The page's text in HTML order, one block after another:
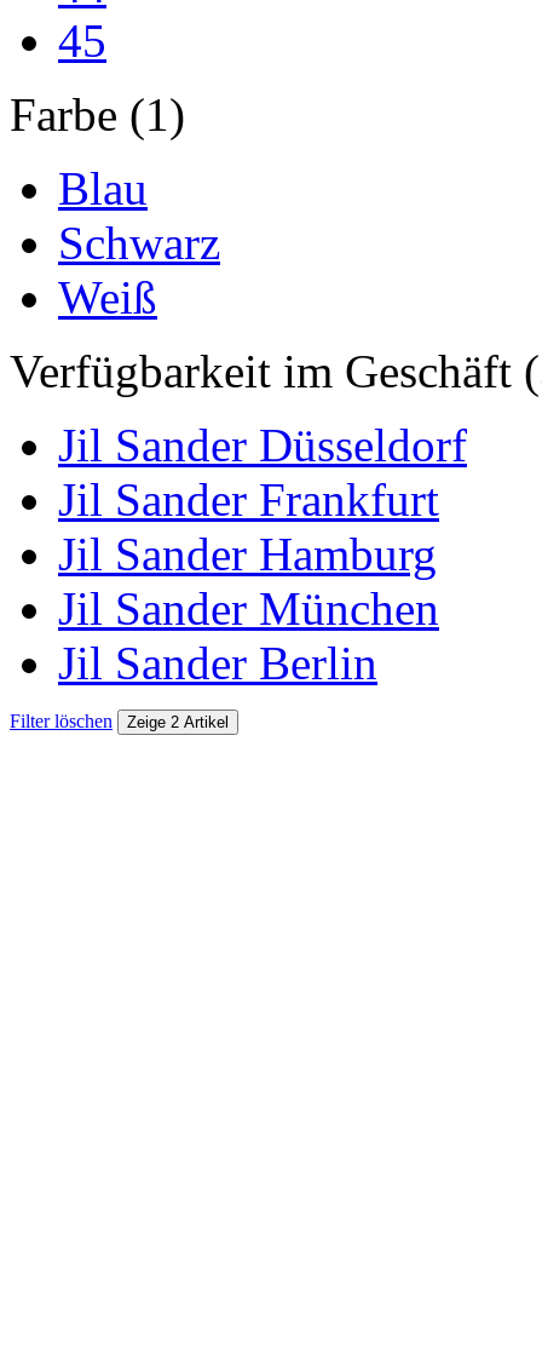
45
Farbe (1)
Blau
Schwarz
Weiß
Verfügbarkeit im Geschäft
Jil Sander Düsseldorf
Jil Sander Frankfurt
Jil Sander Hamburg
Jil Sander München
Jil Sander Berlin
Filter löschen Zeige 2 Artikel